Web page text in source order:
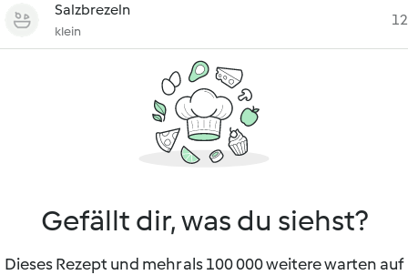
Salzbrezeln
klein
12
Gefällt dir, was du siehst?
Dieses Rezept und mehr als 100 000 weitere warten auf